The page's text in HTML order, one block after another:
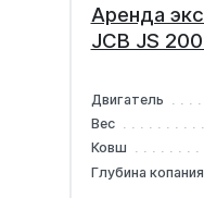
Аренда
JCB JS
Двигатель
Вес
Ковш
Глубина копания